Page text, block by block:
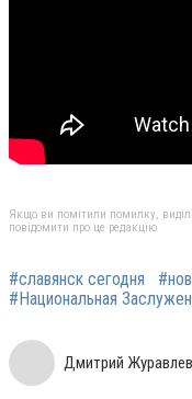
Якщо ви помітили помилку,
повідомити про це редакцію
#славянск сегодня
#Национальная
Дмитрий Журавлев